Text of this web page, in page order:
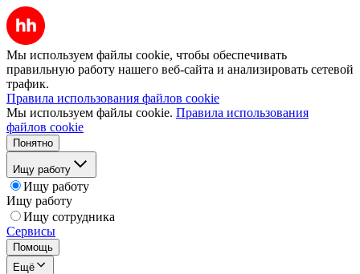
Мы используем файлы cookie, чтобы обеспечивать
правильную работу нашего веб-сайта и анализировать сетевой
трафик.
Правила использования файлов cookie
Мы используем файлы cookie. Правила использования
файлов cookie
Понятно
Ищу работу
Ищу работу
Ищу работу
Ищу сотрудника
Сервисы
Помощь
Ещё